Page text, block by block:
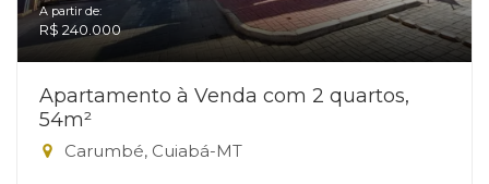
A partir de:
R$ 240.000
Apartamento à Venda com 2 quartos,
54m²
Carumbé, Cuiabá-MT